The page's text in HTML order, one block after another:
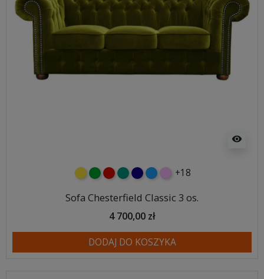
visibility
żółtyzielonyczerwony
turkusowy
granatowy
niebieski
różowy
+18
Sofa Chesterfield Classic 3 os.
4 700,00 zł
DODAJ DO KOSZYKA